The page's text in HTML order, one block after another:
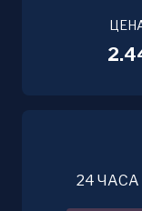
24 ЧАСА